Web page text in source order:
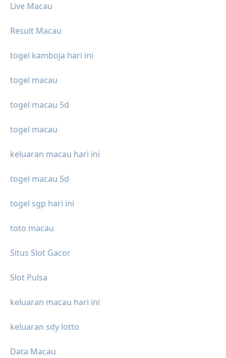
Live Macau
Result Macau
togel kamboja hari ini
togel macau
togel macau 5d
togel macau
keluaran macau hari ini
togel macau 5d
togel sgp hari ini
toto macau
Situs Slot Gacor
Slot Pulsa
keluaran macau hari ini
keluaran sdy lotto
Data Macau